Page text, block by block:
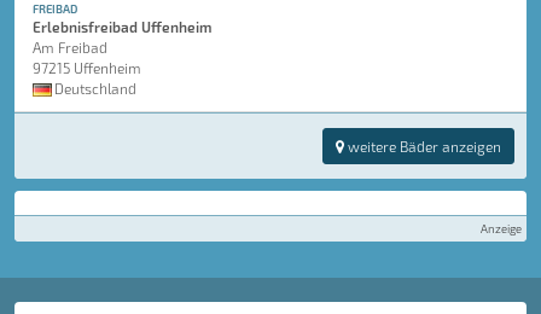
FREIBAD
Erlebnisfreibad Uffenheim
Am Freibad
97215 Uffenheim
Deutschland
weitere Bäder anzeigen
Anzeige